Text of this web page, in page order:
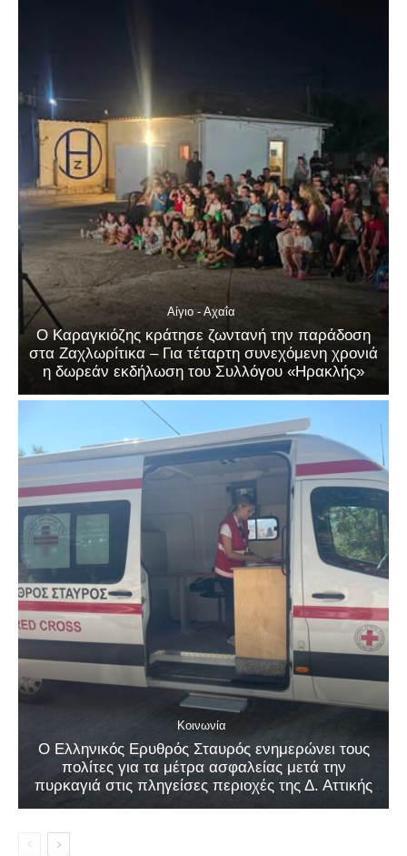
Αίγιο - Αχαΐα
Ο Καραγκιόζης κράτησε ζωντανή την παράδοση
στα Ζαχλωρίτικα – Για τέταρτη συνεχόμενη χρονιά
η δωρεάν εκδήλωση του Συλλόγου «Ηρακλής»
Κοινωνία
Ο Ελληνικός Ερυθρός Σταυρός ενημερώνει τους
πολίτες για τα μέτρα ασφαλείας μετά την
πυρκαγιά στις πληγείσες περιοχές της Δ. Αττικής